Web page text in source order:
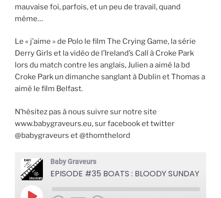
mauvaise foi, parfois, et un peu de travail, quand
même…
Le « j’aime » de Polo le film The Crying Game, la série
Derry Girls et la vidéo de l’Ireland’s Call à Croke Park
lors du match contre les anglais, Julien a aimé la bd
Croke Park un dimanche sanglant à Dublin et Thomas a
aimé le film Belfast.
N’hésitez pas à nous suivre sur notre site
www.babygraveurs.eu, sur facebook et twitter
@babygraveurs et @thomthelord
Baby Graveurs
EPISODE #35 BOATS : BLOODY SUNDAY